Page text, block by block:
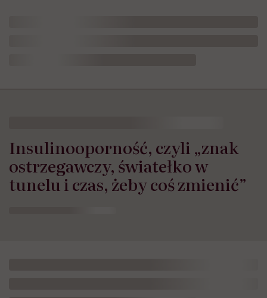
Insulinooporność, czyli „znak
ostrzegawczy, światełko w
tunelu i czas, żeby coś zmienić”